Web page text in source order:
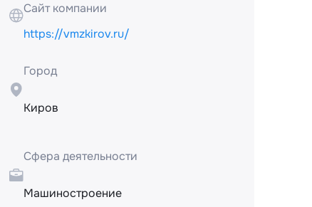
Сайт компании
https://vmzkirov.ru/
Город
Киров
Сфера деятельности
Машиностроение